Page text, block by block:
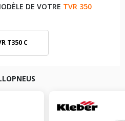
DE VOTRE TVR 350
T350 C